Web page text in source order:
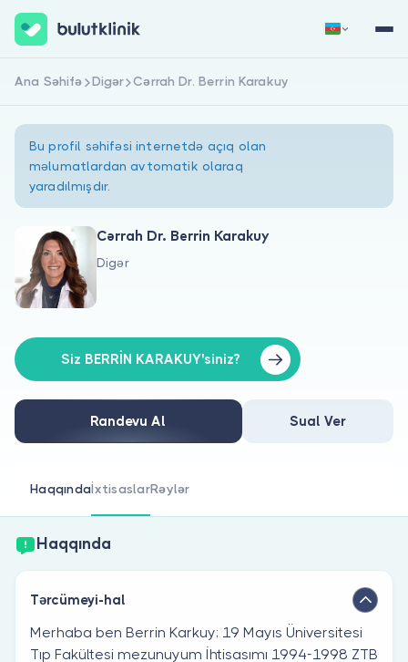
Haqqımızda
Xəstələr üçün
Həkimlər üçün
Qeydiyyat Daxil Ol
Ana Səhifə Digər Cərrah Dr. Berrin Karakuy
Bu profil səhifəsi internetdə açıq olan
məlumatlardan avtomatik olaraq
yaradılmışdır.
Cərrah Dr. Berrin Karakuy
Digər
Siz BERRİN KARAKUY'siniz?
Randevu Al Sual Ver
HaqqındaİxtisaslarRəylər
Haqqında
Tərcümeyi-hal
Merhaba ben Berrin Karkuy; 19 Mayıs Üniversitesi
Tıp Fakültesi mezunuyum İhtisasımı 1994-1998 ZTB